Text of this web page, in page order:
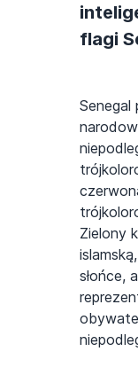
flagi
Senegal
Zielony
słońce,